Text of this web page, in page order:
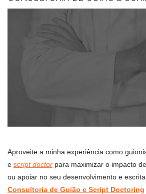
Aproveite a minha experiência como
e script doctor para maximizar o impacto
ou apoiar no seu desenvolvimento e escrita.
Consultoria de Guião e Script Doctoring